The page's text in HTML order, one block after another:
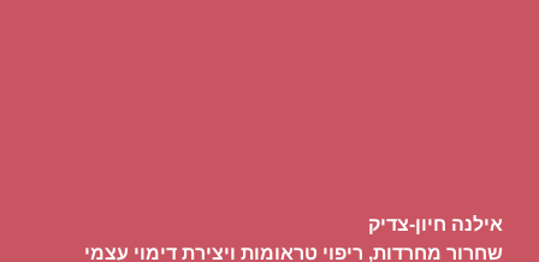
אילנה חיון-צדיק
שחרור מחרדות, ריפוי טראומות ויצירת דימוי עצמי